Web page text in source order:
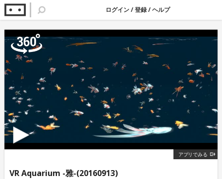
ログイン/登録/ヘルプ
アプリでみる
VR Aquarium -雅-(20160913)